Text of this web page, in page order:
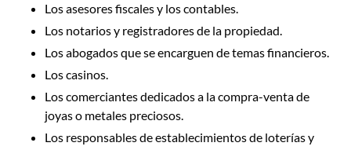
Los asesores fiscales y los contables.
Los notarios y registradores de la propiedad.
Los abogados que se encarguen de temas financieros.
Los casinos.
Los comerciantes dedicados a la compra-venta de
joyas o metales preciosos.
Los responsables de establecimientos de loterías y